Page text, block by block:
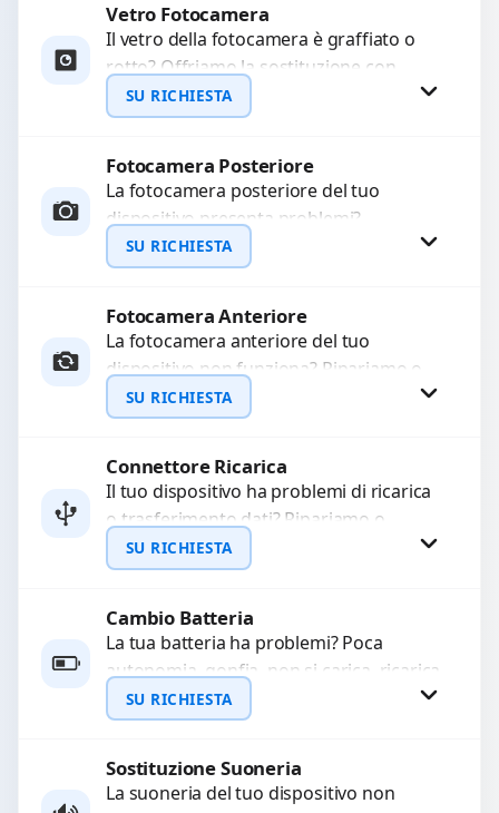
Richiedi Preventivo
WhatsApp
Vetro Fotocamera
Il vetro della fotocamera è graffiato o
rotto? Offriamo la sostituzione con
ricambi di alta qualità garantiti per 3
mesi....
SU RICHIESTA
Richiedi Preventivo
WhatsApp
Fotocamera Posteriore
La fotocamera posteriore del tuo
dispositivo presenta problemi?
Interveniamo per risolvere guasti come
immagini sfocate, messa a fuoco non
SU RICHIESTA
Richiedi Preventivo
WhatsApp
Fotocamera Anteriore
La fotocamera anteriore del tuo
dispositivo non funziona? Ripariamo o
sostituiamo fotocamere guaste con
problemi come immagini sfocate, messa
SU RICHIESTA
Richiedi Preventivo
WhatsApp
Connettore Ricarica
Il tuo dispositivo ha problemi di ricarica
o trasferimento dati? Ripariamo o
sostituiamo connettori di ricarica guasti,
rotti, allentati, danneggiati,...
SU RICHIESTA
Richiedi Preventivo
WhatsApp
Cambio Batteria
La tua batteria ha problemi? Poca
autonomia, gonfia, non si carica, ricarica
lenta o cicli di ricarica esauriti?
Sostituiamo la...
SU RICHIESTA
Richiedi Preventivo
Sostituzione Suoneria
La suoneria del tuo dispositivo non